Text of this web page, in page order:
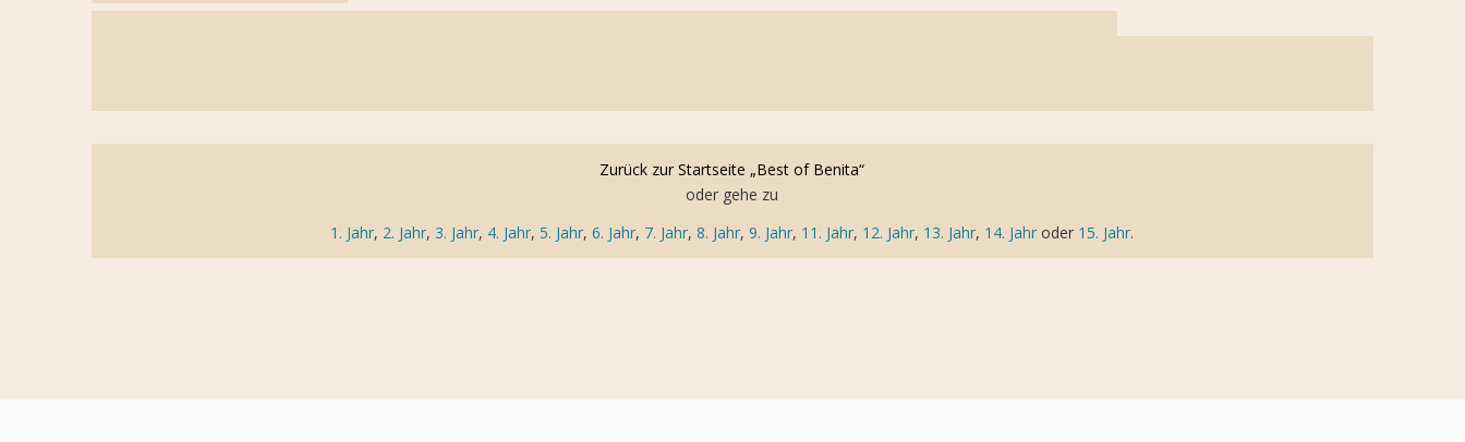
Zurück zur Startseite „Best of Benita“
oder gehe zu
1. Jahr, 2. Jahr,3. Jahr, 4. Jahr,5. Jahr,6. Jahr, 7. Jahr,8. Jahr,9. Jahr, 11. Jahr, 12. Jahr, 13. Jahr, 14. Jahr oder 15. Jahr.